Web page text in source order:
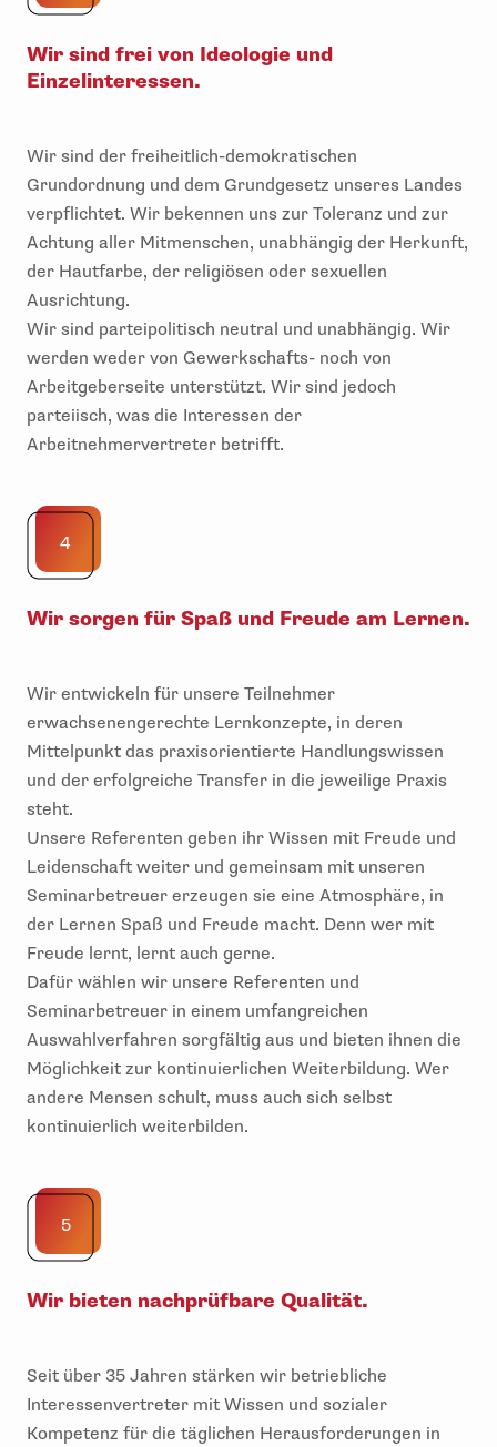
Wir sind frei von Ideologie und
Einzelinteressen.
Wir sind der freiheitlich-demokratischen
Grundordnung und dem Grundgesetz unseres Landes
verpflichtet. Wir bekennen uns zur Toleranz und zur
Achtung aller Mitmenschen, unabhängig der Herkunft,
der Hautfarbe, der religiösen oder sexuellen
Ausrichtung.
Wir sind parteipolitisch neutral und unabhängig. Wir
werden weder von Gewerkschafts- noch von
Arbeitgeberseite unterstützt. Wir sind jedoch
parteiisch, was die Interessen der
Arbeitnehmervertreter betrifft.
4
Wir sorgen für Spaß und Freude am Lernen.
Wir entwickeln für unsere Teilnehmer
erwachsenengerechte Lernkonzepte, in deren
Mittelpunkt das praxisorientierte Handlungswissen
und der erfolgreiche Transfer in die jeweilige Praxis
steht.
Unsere Referenten geben ihr Wissen mit Freude und
Leidenschaft weiter und gemeinsam mit unseren
Seminarbetreuer erzeugen sie eine Atmosphäre, in
der Lernen Spaß und Freude macht. Denn wer mit
Freude lernt, lernt auch gerne.
Dafür wählen wir unsere Referenten und
Seminarbetreuer in einem umfangreichen
Auswahlverfahren sorgfältig aus und bieten ihnen die
Möglichkeit zur kontinuierlichen Weiterbildung. Wer
andere Mensen schult, muss auch sich selbst
kontinuierlich weiterbilden.
5
Wir bieten nachprüfbare Qualität.
Seit über 35 Jahren stärken wir betriebliche
Interessenvertreter mit Wissen und sozialer
Kompetenz für die täglichen Herausforderungen in